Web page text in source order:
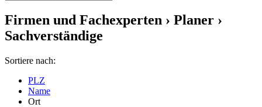
Firmen und Fachexperten › Planer ›
Sachverständige
Sortiere nach:
PLZ
Name
Ort